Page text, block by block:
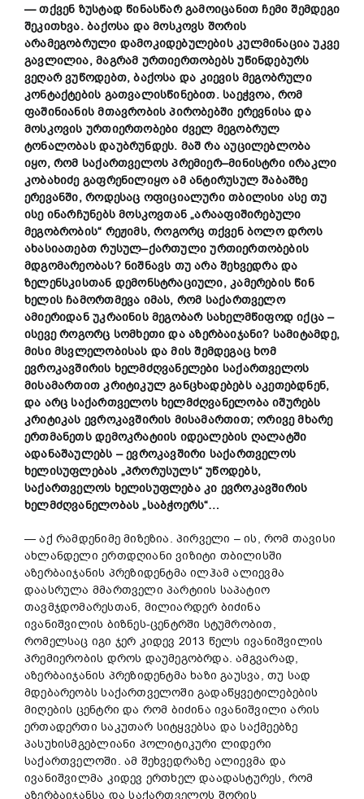
—თქვენ ზუსტად წინასწარ გამოიცანით ჩემი შემდეგი
შეკითხვა.ბაქოსა და მოსკოვს შორის
არამეგობრული დამოკიდებულების კულმინაცია უკვე
გავლილია,მაგრამ ურთიერთობებს უწინდებურს
ვეღარ ვუწოდებთ,ბაქოსა და კიევის მეგობრული
კონტაქტების გათვალისწინებით.საეჭვოა, რომ
ფაშინიანის მთავრობის პირობებში ერევნისა და
მოსკოვის ურთიერთობები ძველ მეგობრულ
ტონალობას დაუბრუნდეს. მაშ რა აუცილებლობა
იყო,რომ საქართველოს პრემიერ–მინისტრი ირაკლი
კობახიძე გაფრენილიყო ამ ანტირუსულ შაბაშზე
ერევანში,როდესაც ოფიციალური თბილისი ასე თუ
ისე ინარჩუნებს მოსკოვთან „არააფიშირებული
მეგობრობის“ რეჟიმს,როგორც თქვენ ბოლო დროს
ახასიათებთ რუსულ–ქართული ურთიერთობების
მდგომარეობას? ნიშნავს თუ არა შეხვედრა და
ზელენსკისთან დემონსტრაციული,კამერების წინ
ხელის ჩამორთმევა იმას, რომ საქართველო
ამიერიდან უკრაინის მეგობარ სახელმწიფოდ იქცა –
ისევე როგორც სომხეთი და აზერბაიჯანი? სამიტამდე,
მისი მსვლელობისას და მის შემდეგაც ხომ
ევროკავშირის ხელმძღვანელები საქართველოს
მისამართით კრიტიკულ განცხადებებს აკეთებდნენ,
და არც საქართველოს ხელმძღვანელობა იშურებს
კრიტიკას ევროკავშირის მისამართით;ორივე მხარე
ერთმანეთს დემოკრატიის იდეალების ღალატში
ადანაშაულებს –ევროკავშირი საქართველოს
ხელისუფლებას „პრორუსულს“უწოდებს,
საქართველოს ხელისუფლება კი ევროკავშირის
ხელმძღვანელობას „საბჭოერს“…
— აქ რამდენიმე მიზეზია. პირველი – ის, რომ თავისი
ახლანდელი ერთდღიანი ვიზიტი თბილისში
აზერბაიჯანის პრეზიდენტმა ილჰამ ალიევმა
დაასრულა მმართველი პარტიის საპატიო
თავმჯდომარესთან, მილიარდერ ბიძინა
ივანიშვილის ბიზნეს-ცენტრში სტუმრობით,
რომელსაც იგი ჯერ კიდევ 2013 წელს ივანიშვილის
პრემიერობის დროს დაუმეგობრდა. ამგვარად,
აზერბაიჯანის პრეზიდენტმა ხაზი გაუსვა, თუ სად
მდებარეობს საქართველოში გადაწყვეტილებების
მიღების ცენტრი და რომ ბიძინა ივანიშვილი არის
ერთადერთი საკუთარ სიტყვებსა და საქმეებზე
პასუხისმგებლიანი პოლიტიკური ლიდერი
საქართველოში. ამ შეხვედრაზე ალიევმა და
ივანიშვილმა კიდევ ერთხელ დაადასტურეს, რომ
აზერბაიჯანსა და საქართველოს შორის